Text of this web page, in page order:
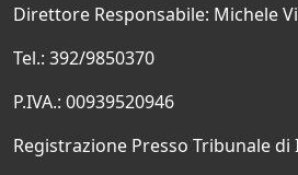
Direttore Responsabile: Michele
Tel.: 392/9850370
P.IVA.: 00939520946
Registrazione Presso Tribunale di